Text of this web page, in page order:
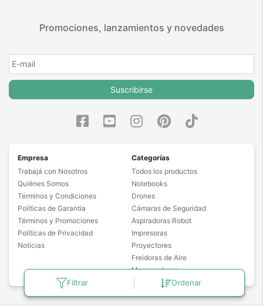
Filtrar Ordenar
Promociones, lanzamientos y novedades
Suscribirse
Empresa
Trabajá con Nosotros
Quiénes Somos
Términos y Condiciones
Políticas de Garantía
Términos y Promociones
Políticas de Privacidad
Noticias
Categorías
Todos los productos
Notebooks
Drones
Cámaras de Seguridad
Aspiradoras Robot
Impresoras
Proyectores
Freidoras de Aire
Masajeadores